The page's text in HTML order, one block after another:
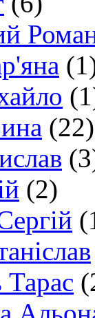
(22)
(2)
Тарас